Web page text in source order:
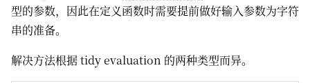
型的参数，因此在定义函数时需要提前做好输入参数为字符
串的准备。
解决方法根据 tidy evaluation 的两种类型而异。